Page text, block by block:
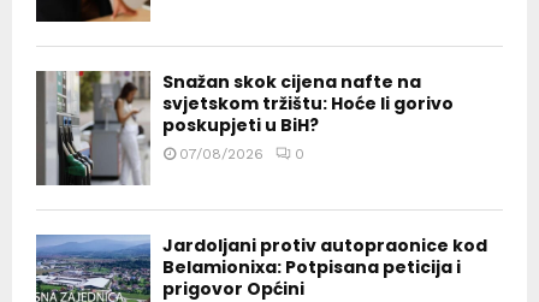
Snažan skok cijena nafte na
svjetskom tržištu: Hoće li gorivo
poskupjeti u BiH?
07/08/2026 0
Jardoljani protiv autopraonice kod
Belamionixa: Potpisana peticija i
prigovor Općini